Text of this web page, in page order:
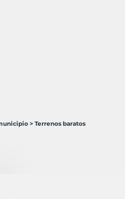
> Terrenos baratos